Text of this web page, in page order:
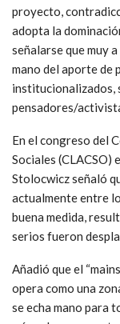
proyecto,
adopta la
señalarse que muy
mano del aporte de
institucionalizados,
pensadores/
En el congreso del
Sociales
Stolocwicz señaló
actualmente entre
buena medida,
serios fueron
Añadió que el
opera como una
se echa mano para